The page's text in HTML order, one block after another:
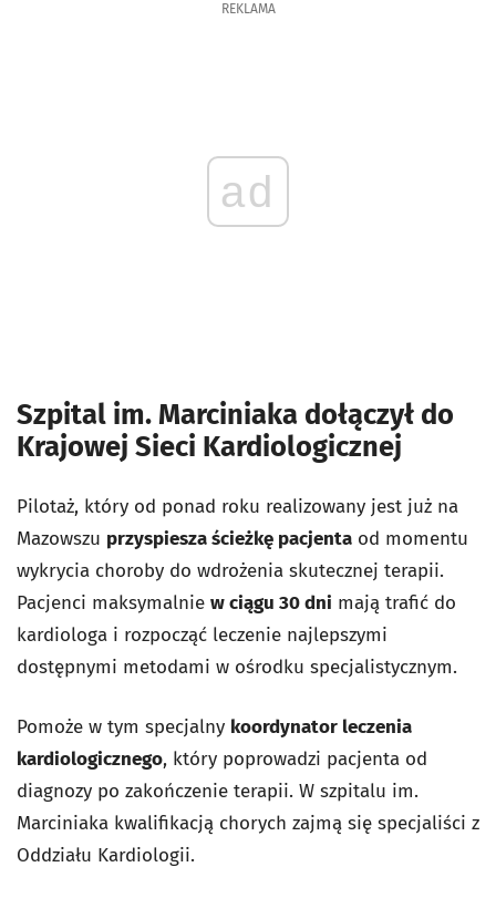
REKLAMA
ad
Szpital im. Marciniaka dołączył do
Krajowej Sieci Kardiologicznej
Pilotaż, który od ponad roku realizowany jest już na
Mazowszu przyspiesza ścieżkę pacjenta od momentu
wykrycia choroby do wdrożenia skutecznej terapii.
Pacjenci maksymalnie w ciągu 30 dni mają trafić do
kardiologa i rozpocząć leczenie najlepszymi
dostępnymi metodami w ośrodku specjalistycznym.
Pomoże w tym specjalny koordynator leczenia
kardiologicznego, który poprowadzi pacjenta od
diagnozy po zakończenie terapii. W szpitalu im.
Marciniaka kwalifikacją chorych zajmą się specjaliści z
Oddziału Kardiologii.